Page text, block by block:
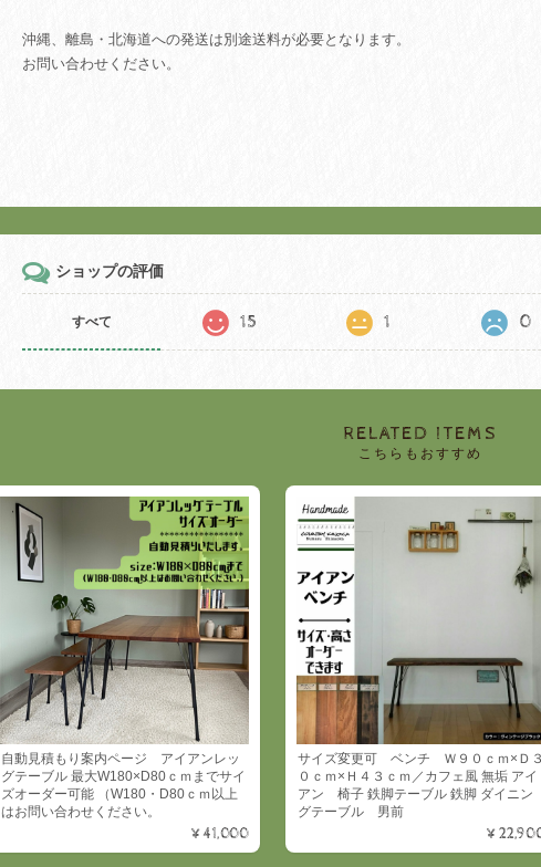
沖縄、離島・北海道への発送は別途送料が必要となります。
お問い合わせください。
ショップの評価
すべて 15 1 0
RELATED ITEMS
こちらもおすすめ
自動見積もり案内ページ アイアンレッ
グテーブル 最大W180×D80ｃｍまでサイ
ズオーダー可能 （W180・D80ｃｍ以上
はお問い合わせください。
¥41,000
サイズ変更可 ベンチ Ｗ９０ｃｍ×Ｄ
０ｃｍ×Ｈ４３ｃｍ／カフェ風 無垢 アイ
アン 椅子 鉄脚テーブル 鉄脚 ダイニン
グテーブル 男前